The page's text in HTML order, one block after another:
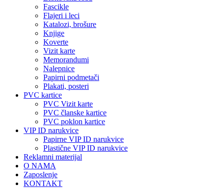
Fascikle
Flajeri i leci
Katalozi, brošure
Knjige
Koverte
Vizit karte
Memorandumi
Nalepnice
Papirni podmetači
Plakati, posteri
PVC kartice
PVC Vizit karte
PVC članske kartice
PVC poklon kartice
VIP ID narukvice
Papirne VIP ID narukvice
Plastične VIP ID narukvice
Reklamni materijal
O NAMA
Zaposlenje
KONTAKT